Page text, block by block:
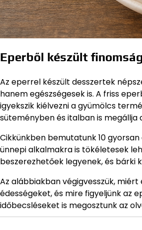
Eperből készült
Az eperrel készült desszertek
hanem egészségesek is. A friss
igyekszik kiélvezni a gyümölcs
süteményben és italban is megállja
Cikkünkben bemutatunk 10
ünnepi alkalmakra is tökéletesek
beszerezhetőek legyenek, és bárki
Az alábbiakban végigvesszük,
édességeket, és mire figyeljünk az
időbecsléseket is megosztunk az